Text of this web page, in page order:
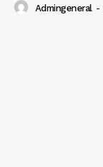
Admingeneral -